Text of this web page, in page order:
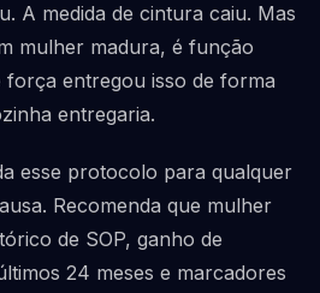
A medida de cintura caiu. Mas
mulher madura, é função
força entregou isso de forma
entregaria.
esse protocolo para qualquer
Recomenda que mulher
de SOP, ganho de
24 meses e marcadores